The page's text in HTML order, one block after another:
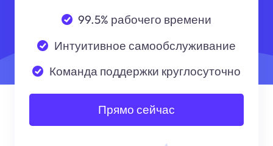
99.5% рабочего времени
Интуитивное самообслуживание
Команда поддержки круглосуточно
Прямо сейчас